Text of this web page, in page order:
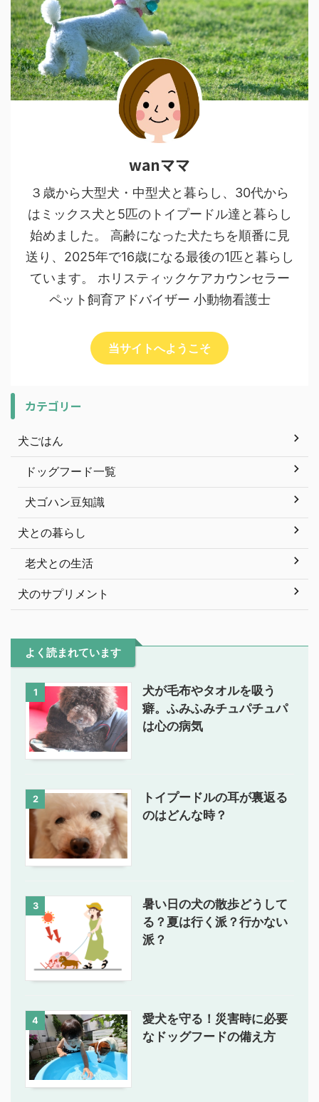
wanママ
３歳から大型犬・中型犬と暮らし、30代から
はミックス犬と5匹のトイプードル達と暮らし
始めました。 高齢になった犬たちを順番に見
送り、2025年で16歳になる最後の1匹と暮らし
ています。 ホリスティックケアカウンセラー
ペット飼育アドバイザー 小動物看護士
当サイトへようこそ
カテゴリー
犬ごはん
ドッグフード一覧
犬ゴハン豆知識
犬との暮らし
老犬との生活
犬のサプリメント
よく読まれています
1
犬が毛布やタオルを吸う
癖。ふみふみチュパチュパ
は心の病気
2
トイプードルの耳が裏返る
のはどんな時？
3
暑い日の犬の散歩どうして
る？夏は行く派？行かない
派？
4
愛犬を守る！災害時に必要
なドッグフードの備え方